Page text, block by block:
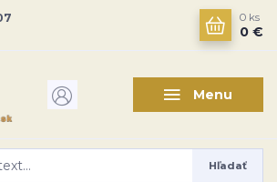
Menu
Hľadať
0 ks
0 €